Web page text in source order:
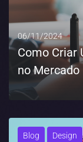
06/11/2024
Como Criar
no Mercado
MAIS
Blog Design